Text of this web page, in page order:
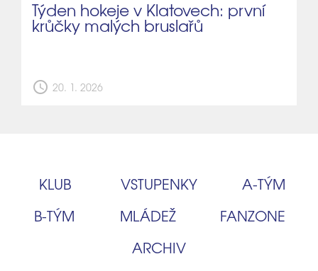
Týden hokeje v Klatovech: první
krůčky malých bruslařů
schedule 20. 1. 2026
KLUB VSTUPENKY
A‑TÝM
B‑TÝM
MLÁDEŽ
FANZONE
ARCHIV